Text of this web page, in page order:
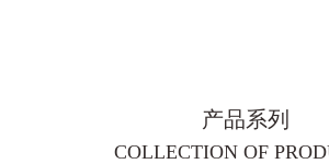
产品系列
COLLECTION OF